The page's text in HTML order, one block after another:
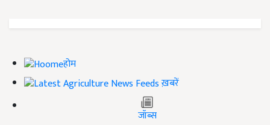
होम
ख़बरें
जॉब्स